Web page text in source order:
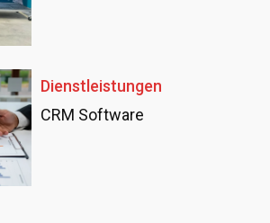
Dienstleistungen
CRM Software